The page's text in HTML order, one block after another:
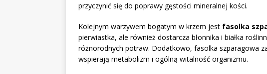
przyczynić się do poprawy gęstości mineralnej kości.
Kolejnym warzywem bogatym w krzem jest fasolka
pierwiastka, ale również dostarcza błonnika i białka
różnorodnych potraw. Dodatkowo, fasolka szparagowa
wspierają metabolizm i ogólną witalność organizmu.